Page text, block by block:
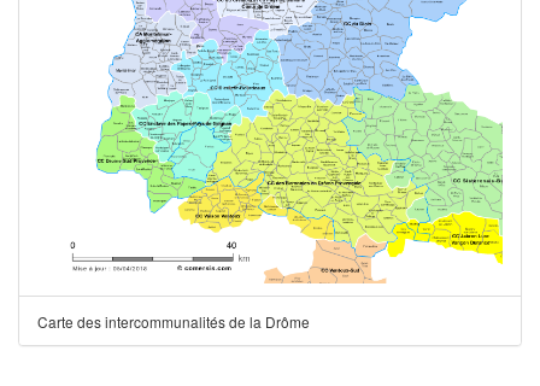
Carte des intercommunalités de la Drôme